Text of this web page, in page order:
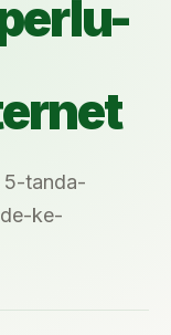
5-tanda-
ke-